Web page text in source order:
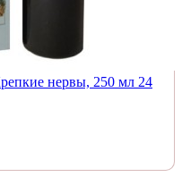
нервы, 250 мл 24